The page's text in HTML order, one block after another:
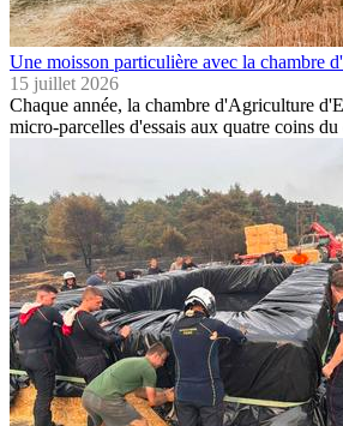
Une moisson particulière avec la chambre
15 juillet 2026
Chaque année, la chambre d'Agriculture
micro-parcelles d'essais aux quatre coins